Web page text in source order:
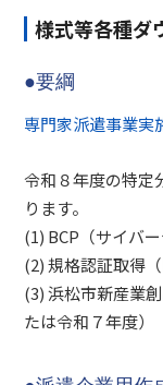
様式等各種ダ
●要綱
専門家派遣事業実
令和８年度の特定
ります。
(1) BCP（サイバ
(2) 規格認証取得
(3) 浜松市新産業
たは令和７年度）